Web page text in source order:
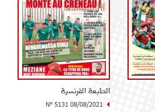
الطبعة الفرنسية
N° 5131 08/08/2021